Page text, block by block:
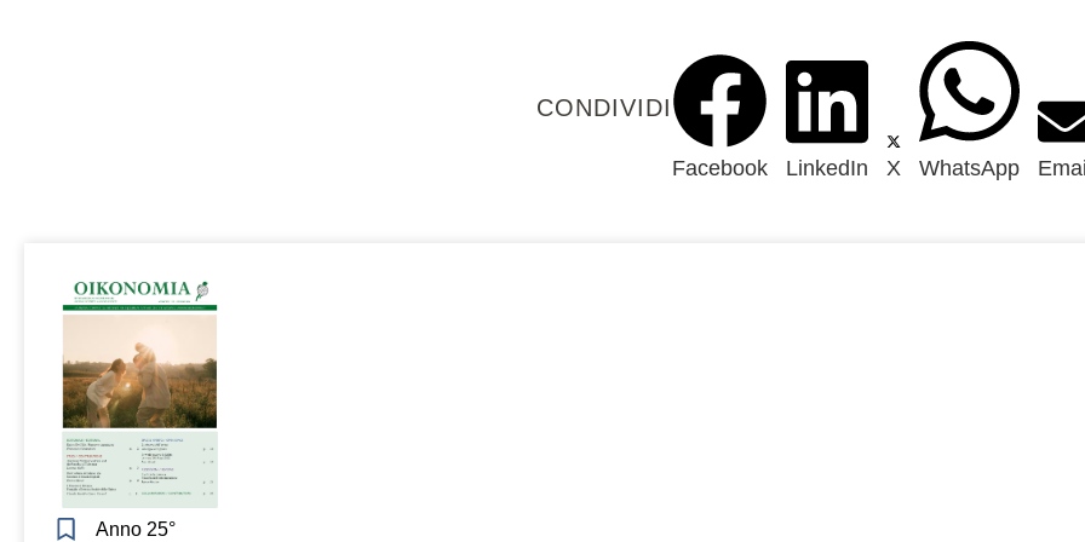
CONDIVIDI
Facebook LinkedIn X WhatsApp
Anno 25°